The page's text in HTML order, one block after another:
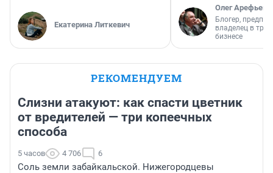
Екатерина Литкевич
Олег Арефьев
Блогер,
владелец в
бизнесе
РЕКОМЕНДУЕМ
Слизни атакуют: как спасти цветник
от вредителей — три копеечных
способа
5 часов 4 706 6
Соль земли забайкальской. Нижегородцевы